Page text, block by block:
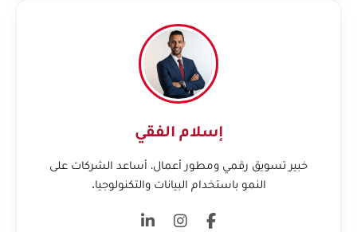
إسلام الفقي
خبير تسويق رقمي ومطور أعمال، أساعد الشركات على
النمو باستخدام البيانات والتكنولوجيا.